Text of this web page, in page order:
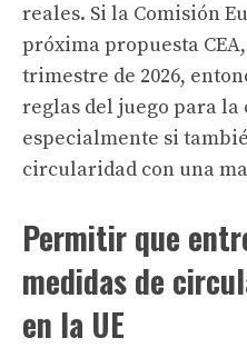
reales. Si la Comisión
próxima propuesta
trimestre de 2026,
reglas del juego para
especialmente si
circularidad con una
Permitir que
medidas de
en la UE